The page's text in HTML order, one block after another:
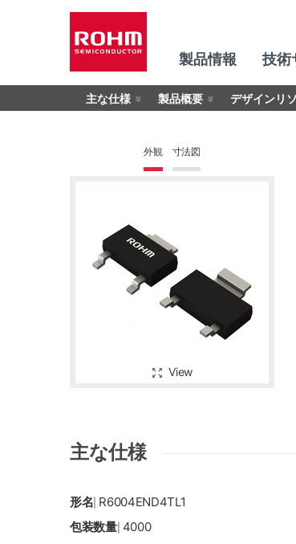
製品情報 技術
主な仕様 製品概要 デザインリ
外観 寸法図
View
主な仕様
形名 R6004END4TL1
包装数量| 4000